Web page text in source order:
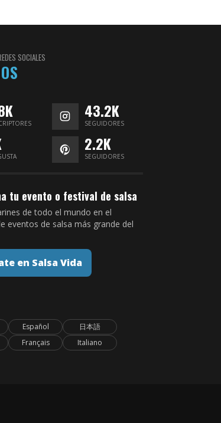
SOCIALES
43.2K
SEGUIDORES
2.2K
SEGUIDORES
tu evento o festival de salsa
de todo el mundo en el
eventos de salsa más grande del
en Salsa Vida
Español
日本語
Français Italiano